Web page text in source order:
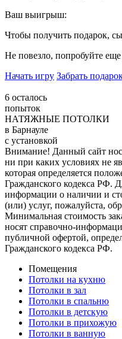
Ваш выигрыш:
Чтобы получить подарок,
Не повезло, попробуйте еще
Начать игру Забрать
6 осталось
попыток
НАТЯЖНЫЕ ПОТОЛКИ
в Барнауле
с установкой
Внимание! Данный сайт
ни при каких условиях не
которая определяется
Гражданского кодекса РФ.
информации о наличии и
(или) услуг, пожалуйста,
Минимальная стоимость
носят справочно-
публичной офертой,
Гражданского кодекса РФ.
Помещения
Потолки на кухню
Потолки в зал
Потолки в спальню
Потолки в детскую
Потолки в прихожую
Потолки в ванную